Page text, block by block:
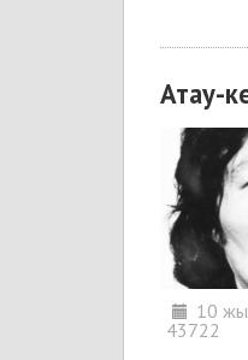
Атау-
10
43722